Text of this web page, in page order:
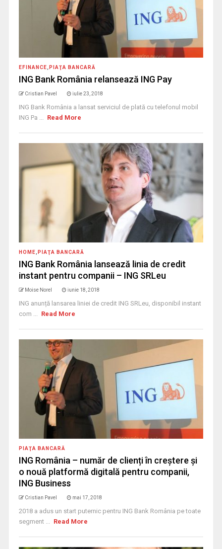
EFINANCE PIAŢA BANCARĂ
ING Bank România relansează ING Pay
Cristian Pavel iulie 23, 2018
ING Bank România a lansat serviciul de plată cu telefonul mobil
ING Pa ... Read More
HOME PIAŢA BANCARĂ
ING Bank România lansează linia de credit
instant pentru companii – ING SRLeu
Moise Norel iunie 18, 2018
ING anunță lansarea liniei de credit ING SRLeu, disponibil instant
com ... Read More
PIAŢA BANCARĂ
ING România – număr de clienți în creștere și
o nouă platformă digitală pentru companii,
ING Business
Cristian Pavel mai 17, 2018
2018 a adus un start puternic pentru ING Bank România pe toate
segment ... Read More